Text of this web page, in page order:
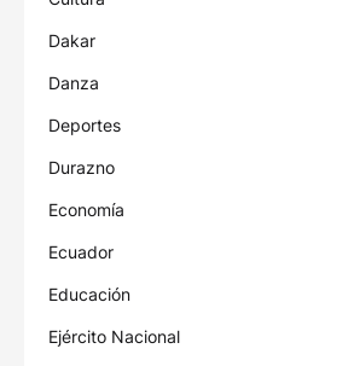
Dakar
Danza
Deportes
Durazno
Economía
Ecuador
Educación
Ejército Nacional